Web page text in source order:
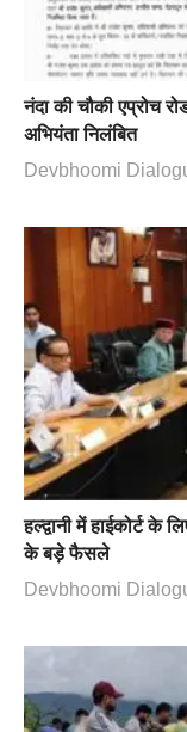
नंदा की चौकी एप्रोच
अभियंता निलंबित
Devbhoomi
हल्द्वानी में हाईकोर्ट के
के बड़े फैसले
Devbhoomi